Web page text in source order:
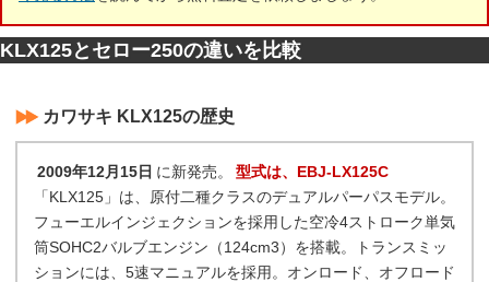
KLX125とセロー250の違いを比較
カワサキ KLX125の歴史
2009年12月15日 に新発売。
型式は、EBJ-LX125C
「KLX125」は、原付二種クラスのデュアルパーパスモデル。
フューエルインジェクションを採用した空冷4ストローク単気
筒SOHC2バルブエンジン（124cm3）を搭載。トランスミッ
ションには、5速マニュアルを採用。オンロード、オフロード